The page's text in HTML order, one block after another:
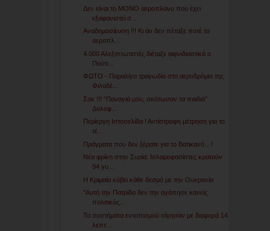
Δεν είναι το ΜΟΝΟ αεροπλάνο που έχει
εξαφανιστεί σ...
Αναδημοσίευση !!! Κι άν δεν πέταξε ποτέ το
αεροπλ...
4.000 Αλεξιπτωτιστές διέταξε αιφνιδιαστικά ο
Πούτι...
ΦΩΤΟ - Παραλίγο τραγωδία στο αεροδρόμιο της
Φιλαδέ...
Σοκ !!! “Παναγιά μου, σκότωσαν τα παιδιά”
Δολοφ...
Περίεργη Ιστοσελίδα ! Αντίστροφη μέτρηση για το
τέ...
Πράγματα που δεν ξέρατε για το Βατικανό…!
Νέα φρίκη στην Συρία: Ισλαμοφασίστες κρατούν
94 γυ...
Η Κριμαία κόβει κάθε δεσμό με την Ουκρανία
"Αυτή την Πατρίδα δεν την αγάπησε κανείς
πολιτικός...
Τα συστήματα εντοπισμού σίγησαν με διαφορά 14
λεπτ...